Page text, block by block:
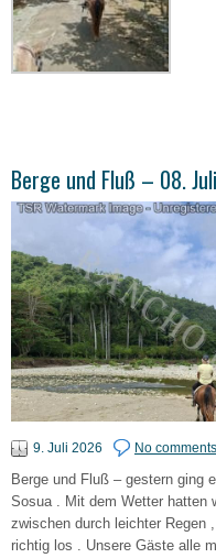
Berge und Fluß – 08.
9. Juli 2026 No comments
Berge und Fluß – gestern ging
Sosua . Mit dem Wetter hatten
zwischen durch leichter Regen
richtig los . Unsere Gäste alle